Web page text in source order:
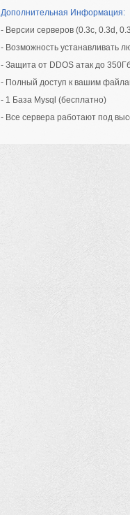
Дополнительная Информация:
- Версии серверов (0.3c, 0.3d,
- Возможность устанавливать
- Защита от DDOS атак до
- Полный доступ к вашим
- 1 База Mysql (бесплатно)
- Все сервера работают под